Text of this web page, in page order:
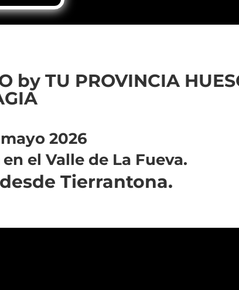
by TU PROVINCIA
mayo 2026
el Valle de La Fueva.
Tierrantona.